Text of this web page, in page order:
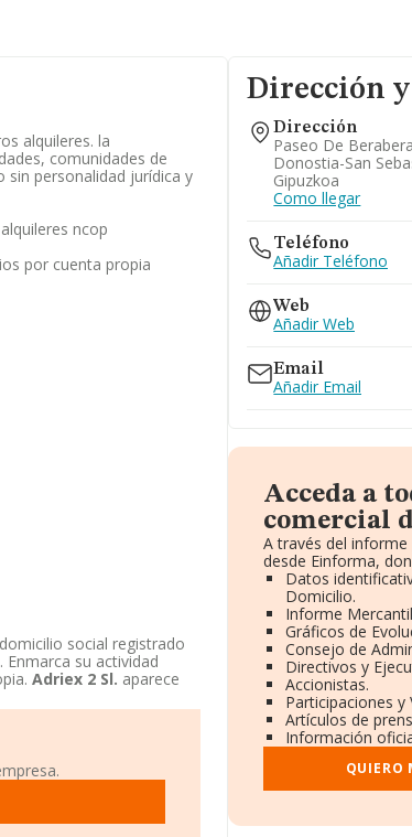
alquileres. la
comunidades de
sin personalidad jurídica y
ncop
por cuenta propia
social registrado
Enmarca su actividad
Adriex 2 Sl. aparece
Dirección
Dirección
Paseo De
Donostia-San
Gipuzkoa
Como llegar
Teléfono
Añadir Teléfono
Web
Añadir Web
Email
Añadir Email
Acceda a
comercial
A través del
desde Einforma,
Datos
Domicilio.
Informe
Gráficos de
Consejo de
Directivos y
Accionistas.
Participaciones y
Artículos de
Información
QUIERO